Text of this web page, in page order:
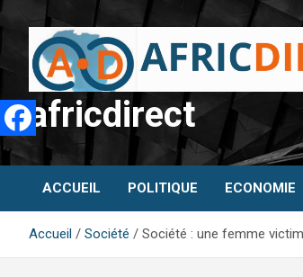
Aller
contenu
africdirect
ACCUEIL POLITIQUE ECONOMIE
Accueil Société Société : une femme